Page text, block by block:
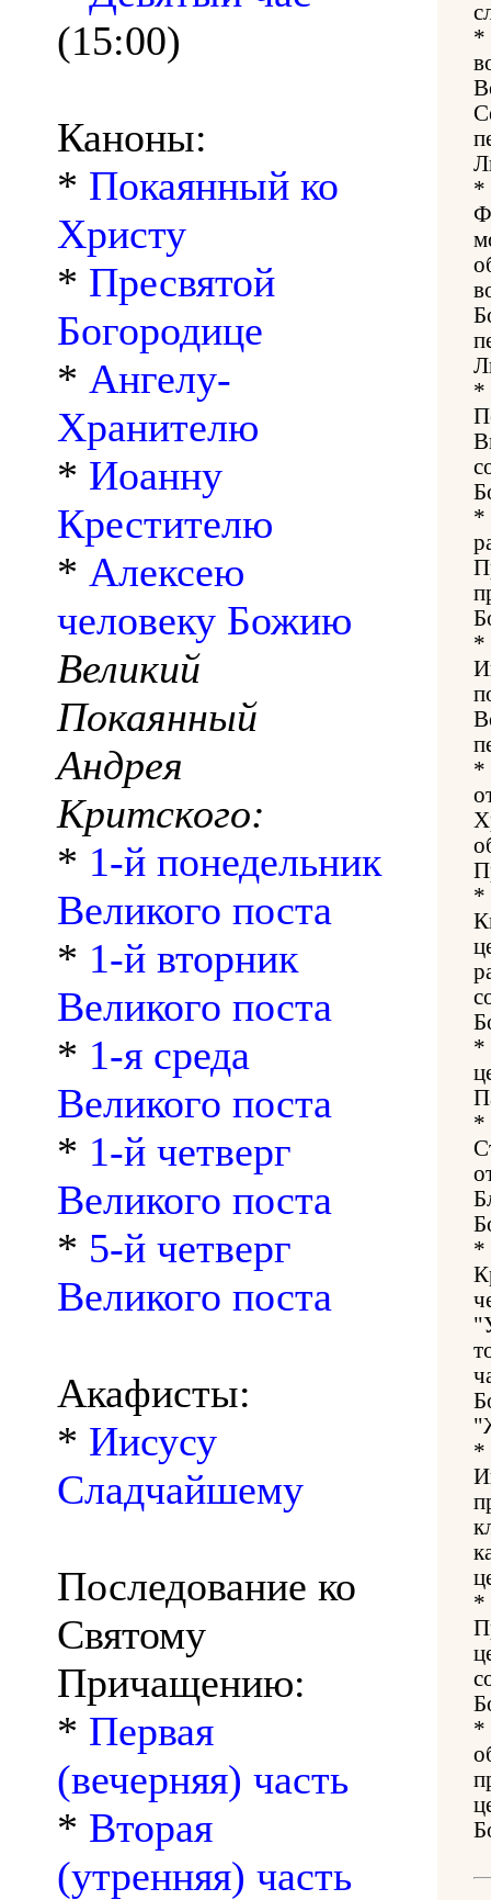
(15:00)
Каноны:
* Покаянный ко
Христу
* Пресвятой
Богородице
* Ангелу-
Хранителю
* Иоанну
Крестителю
* Алексею
человеку Божию
Великий
Покаянный
Андрея
Критского:
* 1-й понедельник
Великого поста
* 1-й вторник
Великого поста
* 1-я среда
Великого поста
* 1-й четверг
Великого поста
* 5-й четверг
Великого поста
Акафисты:
* Иисусу
Сладчайшему
Последование ко
Святому
Причащению:
* Первая
(вечерняя) часть
* Вторая
(утренняя) часть
*
*
*
*
*
*
*
*
*
*
*
*
*